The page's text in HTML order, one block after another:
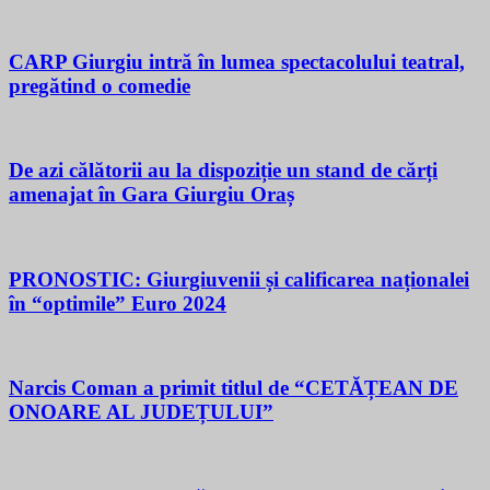
CARP Giurgiu intră în lumea spectacolului teatral,
pregătind o comedie
De azi călătorii au la dispoziție un stand de cărți
amenajat în Gara Giurgiu Oraș
PRONOSTIC: Giurgiuvenii și calificarea naționalei
în “optimile” Euro 2024
Narcis Coman a primit titlul de “CETĂȚEAN DE
ONOARE AL JUDEȚULUI”